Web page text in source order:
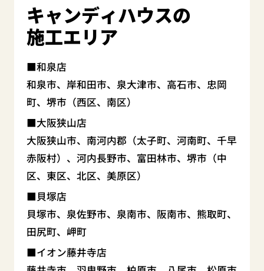
キャンディハウスの
施工エリア
和泉店
和泉市、岸和田市、泉大津市、高石市、忠岡
町、堺市（西区、南区）
大阪狭山店
大阪狭山市、南河内郡（太子町、河南町、千早
赤阪村）、河内長野市、富田林市、堺市（中
区、東区、北区、美原区）
貝塚店
貝塚市、泉佐野市、泉南市、阪南市、熊取町、
田尻町、岬町
イオン藤井寺店